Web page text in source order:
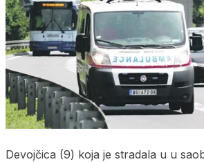
Devojčica (9) koja je stradala u u